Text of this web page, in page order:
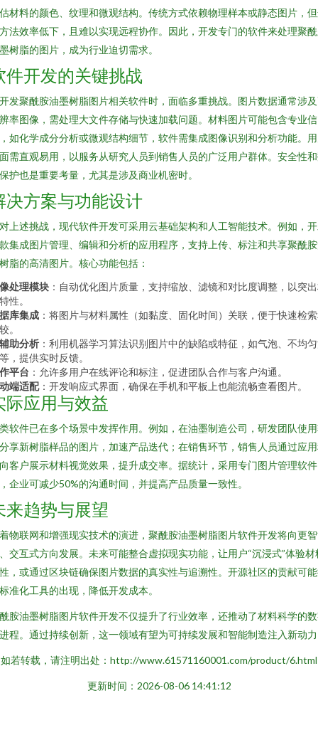
材料的颜色、纹理和微观结构。传统方式依赖物理样本或静态图片，
法效率低下，且难以实现远程协作。因此，开发专门的软件来处理聚
树脂的图片，成为行业迫切需求。
件开发的关键挑战
发聚酰胺油墨树脂图片相关软件时，面临多重挑战。图片数据通常涉
率图像，需处理大文件存储与快速加载问题。材料图片可能包含专业信
如化学成分分析或微观结构细节，软件需集成图像识别和分析功能。
需直观易用，以服务从研究人员到销售人员的广泛用户群体。安全性
护也是重要考量，尤其是涉及商业机密时。
决方案与功能设计
上述挑战，现代软件开发可采用云基础架构和人工智能技术。例如，
集成图片管理、编辑和分析的应用程序，支持上传、标注和共享聚酰
脂的高清图片。核心功能包括：
处理模块 ：自动优化图片质量，支持缩放、滤镜和对比度调整，以突
性。
库集成 ：将图片与材料属性（如黏度、固化时间）关联，便于快速检
。
助分析 ：利用机器学习算法识别图片中的缺陷或特征，如气泡、不均
，提供实时反馈。
平台 ：允许多用户在线评论和标注，促进团队合作与客户沟通。
端适配：开发响应式界面，确保在手机和平板上也能流畅查看图片。
际应用与效益
软件已在多个场景中发挥作用。例如，在油墨制造公司，研发团队使
享新树脂样品的图片，加速产品迭代；在销售环节，销售人员通过应
客户展示材料视觉效果，提升成交率。据统计，采用专门图片管理软件
企业可减少50%的沟通时间，并提高产品质量一致性。
来趋势与展望
物联网和增强现实技术的演进，聚酰胺油墨树脂图片软件开发将向更
交互式方向发展。未来可能整合虚拟现实功能，让用户“沉浸式”体验材
，或通过区块链确保图片数据的真实性与追溯性。开源社区的贡献可
准化工具的出现，降低开发成本。
胺油墨树脂图片软件开发不仅提升了行业效率，还推动了材料科学的
程。通过持续创新，这一领域有望为可持续发展和智能制造注入新动
如若转载，请注明出处：http://www.61571160001.com/product/6.html
更新时间：2026-08-06 14:41:12